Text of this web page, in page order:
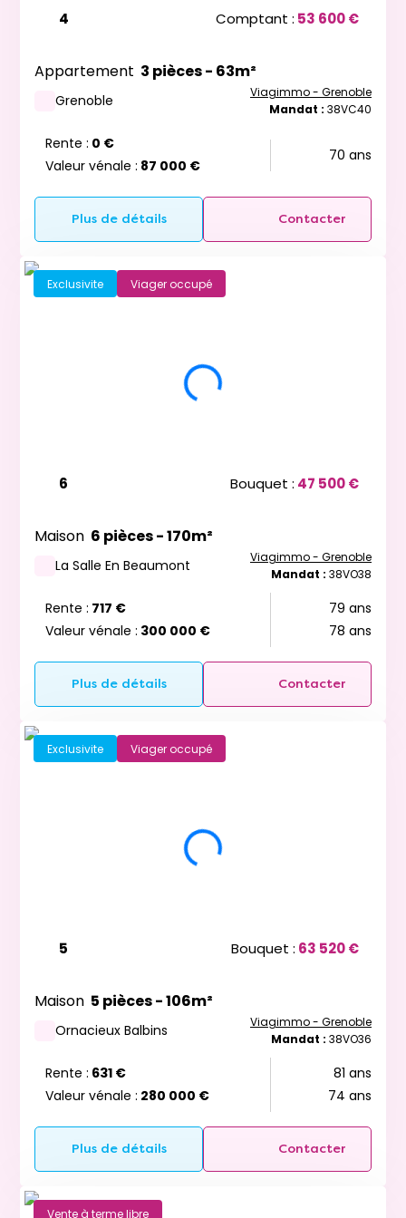
4 Comptant : 53 600 €
Appartement 3 pièces - 63m²
Grenoble
Viagimmo - Grenoble
Mandat : 38VC40
Rente : 0 €
Valeur vénale : 87 000 €
70 ans
Plus de détails Contacter
Exclusivite Viager occupé
6 Bouquet : 47 500 €
Maison 6 pièces - 170m²
La Salle En Beaumont
Viagimmo - Grenoble
Mandat : 38VO38
Rente : 717 €
Valeur vénale : 300 000 €
79 ans
78 ans
Plus de détails Contacter
Exclusivite Viager occupé
5 Bouquet : 63 520 €
Maison 5 pièces - 106m²
Ornacieux Balbins
Viagimmo - Grenoble
Mandat : 38VO36
Rente : 631 €
Valeur vénale : 280 000 €
81 ans
74 ans
Plus de détails Contacter
Vente à terme libre